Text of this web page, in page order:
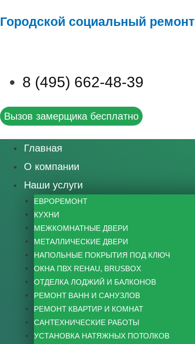
Городской социальный ремонт
8 (495) 662-48-39
Вызов замерщика бесплатно
Главная
О компании
Наши услуги
ЕВРОРЕМОНТ
КУХНИ
МЕЖКОМНАТНЫЕ ДВЕРИ
МЕТАЛЛИЧЕСКИЕ ДВЕРИ
НАПОЛЬНЫЕ ПОКРЫТИЯ ПОД КЛЮЧ
ОКНА ПВХ REHAU, BRUSBOX
ОТДЕЛКА ЛОДЖИЙ И БАЛКОНОВ
РЕМОНТ ВАНН И САНУЗЛОВ
РЕМОНТ КВАРТИР И КОМНАТ
САНТЕХНИЧЕСКИЕ РАБОТЫ
УСТАНОВКА НАТЯЖНЫХ ПОТОЛКОВ